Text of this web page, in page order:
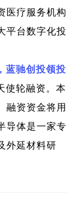
医疗服务机构
平台数字化投
蓝驰创投领投
使轮融资。本
融资资金将用
导体是一家专
外延材料研